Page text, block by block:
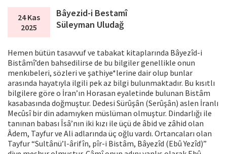
24 Kas
2025
Bâyezid-i Bestamî
Süleyman Uludağ
Hemen bütün tasavvuf ve tabakat kitaplarında Bâyezîd-i
Bistâmî’den bahsedilirse de bu bilgiler genellikle onun
menkıbeleri, sözleri ve şathiye*lerine dair olup bunlar
arasında hayatıyla ilgili pek az bilgi bulunmaktadır. Bu kısıtlı
bilgilere göre o İran’ın Horasan eyaletinde bulunan Bistâm
kasabasında doğmuştur. Dedesi Sürûşân (Serûşân) aslen İranlı
Mecûsî bir din adamıyken müslüman olmuştur. Dindarlığı ile
tanınan babası Îsâ’nın iki kızı ile üçü de âbid ve zâhid olan
Âdem, Tayfur ve Ali adlarında üç oğlu vardı. Ortancaları olan
Tayfur “Sultânü’l-ârifîn, pîr-i Bistâm, Bâyezîd (Ebû Yezîd)”